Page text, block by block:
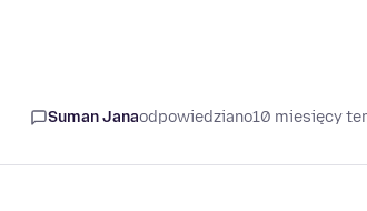
Suman Janaodpowiedziano10 miesięcy